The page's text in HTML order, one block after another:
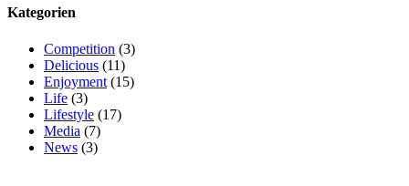
Kategorien
Competition (3)
Delicious (11)
Enjoyment (15)
Life (3)
Lifestyle (17)
Media (7)
News (3)